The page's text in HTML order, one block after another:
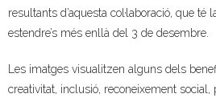
resultants d’aquesta col·laboració, que
estendre’s més enllà del 3 de desembre.
Les imatges visualitzen alguns dels
creativitat, inclusió, reconeixement social,